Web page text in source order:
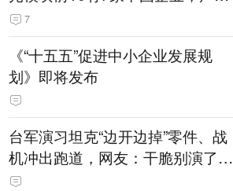
界人士：想“脱钩”并不容易
7
《“十五五”促进中小企业发展规
划》即将发布
台军演习坦克“边开边掉”零件、战
机冲出跑道，网友：干脆别演了，
没有一次没有笑话发生